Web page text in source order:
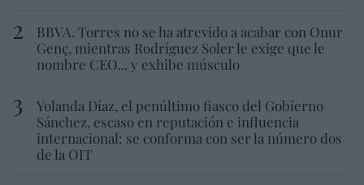
BBVA. Torres no se ha atrevido a acabar con Onur
Genç, mientras Rodríguez Soler le exige que le
nombre CEO... y exhibe músculo
Yolanda Díaz, el penúltimo fiasco del Gobierno
Sánchez, escaso en reputación e influencia
internacional: se conforma con ser la número dos
de la OIT